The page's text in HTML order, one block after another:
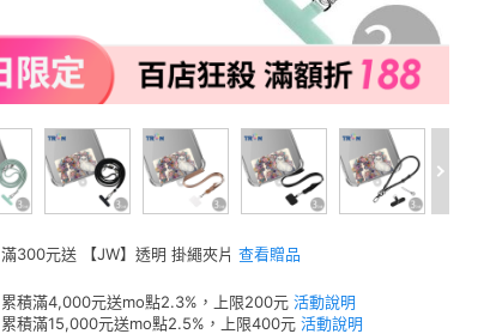
滿300元送 【JW】透明 掛繩夾片 查看贈品
累積滿4,000元送mo點2.3%，上限200元 活動說明
累積滿15,000元送mo點2.5%，上限400元 活動說明